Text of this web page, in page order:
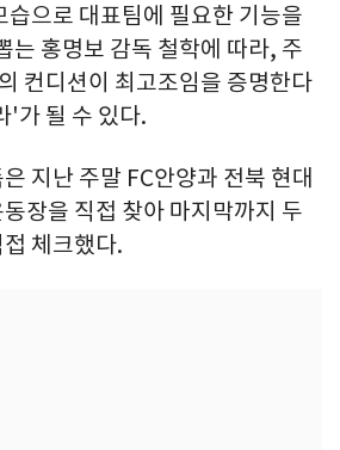
습으로 대표팀에 필요한 기능을
는 홍명보 감독 철학에 따라, 주
컨디션이 최고조임을 증명한다
'가 될 수 있다.
지난 주말 FC안양과 전북 현대
장을 직접 찾아 마지막까지 두
체크했다.